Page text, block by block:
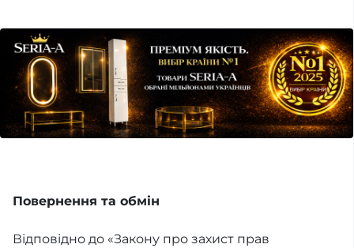
Повернення та обмін
Відповідно до «Закону про захист прав